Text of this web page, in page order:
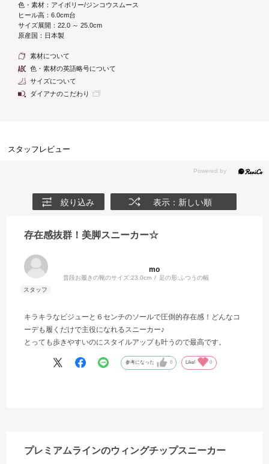
色・素材：アイボリー/ジンコウスムース
ヒール高：6.0cm台
サイズ展開：22.0 ～ 25.0cm
原産国：日本製
素材について
色・素材の英語略号について
サイズについて
ダイアナのこだわり
スタッフレビュー
絞り込み 表示：新しい順
存在感抜群！美脚スニーカー☆
mo
普段お履きの靴のサイズ:23.0cm 足の形: ふつうの幅
キラキラなビジューと６センチのソールで圧倒的存在感！どんなコ
ーデも履くだけで主役になれるスニーカー♪
とっても歩きやすいのにスタイルアップも叶うので最高です。
参考になった 0 Like! 0
プレミアムラインのウィングチップスニーカー